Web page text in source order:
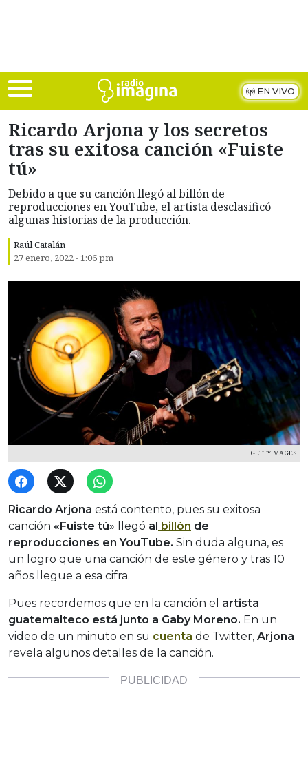
EN VIVO
Ricardo Arjona y los secretos
tras su exitosa canción «Fuiste
tú»
Debido a que su canción llegó al billón de
reproducciones en YouTube, el artista desclasificó
algunas historias de la producción.
Raúl Catalán
27 enero, 2022 - 1:06 pm
GETTYIMAGES
Ricardo Arjona está contento, pues su exitosa
canción «Fuiste tú» llegó al billón de
reproducciones en YouTube. Sin duda alguna, es
un logro que una canción de este género y tras 10
años llegue a esa cifra.
Pues recordemos que en la canción el artista
guatemalteco está junto a Gaby Moreno. En un
video de un minuto en su cuenta de Twitter, Arjona
revela algunos detalles de la canción.